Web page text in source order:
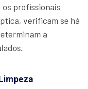
profissionais
verificam se há
a